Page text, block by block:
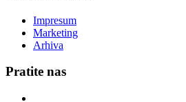
Impresum
Marketing
Arhiva
Pratite nas